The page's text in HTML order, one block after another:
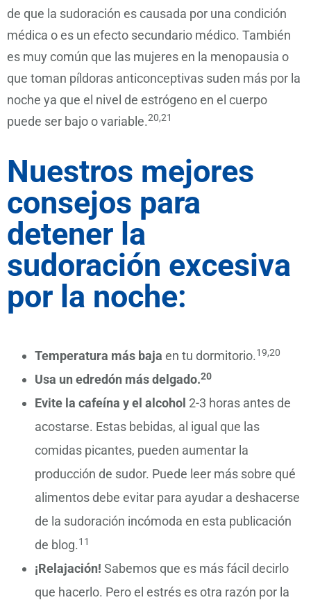
de que la sudoración es causada por una condición
médica o es un efecto secundario médico. También
es muy común que las mujeres en la menopausia o
que toman píldoras anticonceptivas suden más por la
noche ya que el nivel de estrógeno en el cuerpo
puede ser bajo o variable.20,21
Nuestros mejores
consejos para
detener la
sudoración excesiva
por la noche:
Temperatura más baja en tu dormitorio.19,20
Usa un edredón más delgado.20
Evite la cafeína y el alcohol 2-3 horas antes de
acostarse. Estas bebidas, al igual que las
comidas picantes, pueden aumentar la
producción de sudor. Puede leer más sobre qué
alimentos debe evitar para ayudar a deshacerse
de la sudoración incómoda en esta publicación
de blog.11
¡Relajación! Sabemos que es más fácil decirlo
que hacerlo. Pero el estrés es otra razón por la